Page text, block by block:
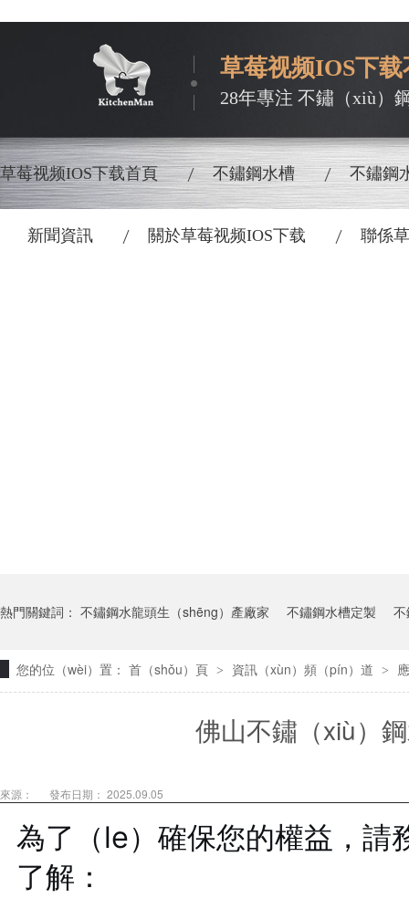
草莓视频IOS下
28年專注 不鏽（xiù）
草莓视频IOS下载首頁 不鏽鋼水槽 不鏽鋼
新聞資訊 關於草莓视频IOS下载 聯係
熱門關鍵詞： 不鏽鋼水龍頭生（shēng）產廠家 不鏽鋼水槽定製
您的位（wèi）置： 首（shǒu）頁 > 資訊（xùn）頻（pín）道 >
佛山不鏽（xiù）
來源： 發布日期： 2025.09.05
為了（le）確保您的權益，請
了解：